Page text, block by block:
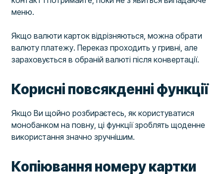
меню.
Якщо валюти карток відрізняються, можна обрати
валюту платежу. Переказ проходить у гривні, але
зараховується в обраній валюті після конвертації.
Корисні повсякденні функції
Якщо Ви щойно розбираєтесь, як користуватися
монобанком на повну, ці функції зроблять щоденне
використання значно зручнішим.
Копіювання номеру картки